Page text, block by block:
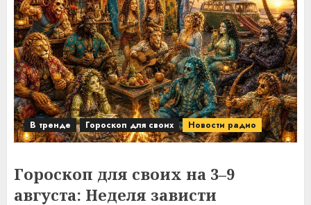
В тренде Гороскоп для своих Новости радио
Гороскоп для своих на 3–9
августа: Неделя зависти